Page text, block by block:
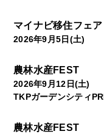
マイナビ移住フェア
2026年9月5日(土)
農林水産FEST
2026年9月12日(土)
TKPガーデンシティ
農林水産FEST